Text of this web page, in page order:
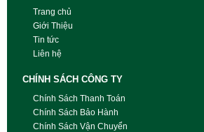
Trang chủ
Giới Thiệu
Tin tức
Liên hệ
CHÍNH SÁCH CÔNG TY
Chính Sách Thanh Toán
Chính Sách Bảo Hành
Chính Sách Vận Chuyển